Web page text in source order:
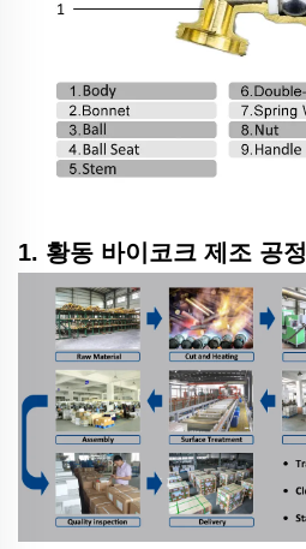
1. 황동 바이코크 제조 공정